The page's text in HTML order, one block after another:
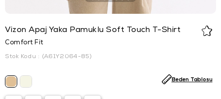
Vizon Apaj Yaka Pamuklu Soft Touch T-Shirt
Comfort Fit
Stok Kodu (A61Y2064-85)
Beden Tablosu